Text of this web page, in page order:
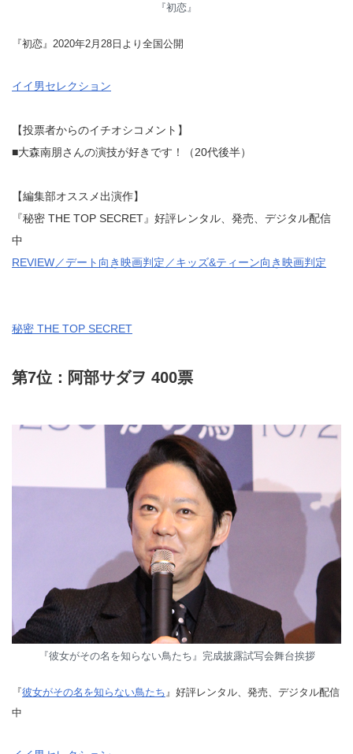
『初恋』
『初恋』2020年2月28日より全国公開
イイ男セレクション
【投票者からのイチオシコメント】
■大森南朋さんの演技が好きです！（20代後半）
【編集部オススメ出演作】
『秘密 THE TOP SECRET』好評レンタル、発売、デジタル配信
中
REVIEW／デート向き映画判定／キッズ&ティーン向き映画判定
秘密 THE TOP SECRET
第7位：阿部サダヲ 400票
『彼女がその名を知らない鳥たち』完成披露試写会舞台挨拶
『彼女がその名を知らない鳥たち』好評レンタル、発売、デジタル配信
中